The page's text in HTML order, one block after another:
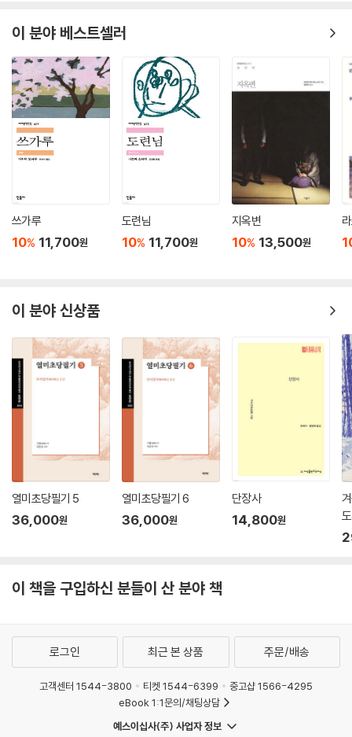
김석희는 한국을 대표하는 번역가이다.
미메시스
이 분야 베스트셀러
쓰가루
10% 11,700원
도련님
10% 11,700원
지옥변
10% 13,500원
이 분야 신상품
열미초당필기 5
36,000원
열미초당필기 6
36,000원
단장사
14,800원
이 책을 구입하신 분들이 산 분야 책
로그인 최근 본 상품 주문/배송
고객센터 1544-3800 티켓 1544-6399
중고샵 1566-4295
eBook 1:1문의/채팅상담
예스이십사(주) 사업자 정보